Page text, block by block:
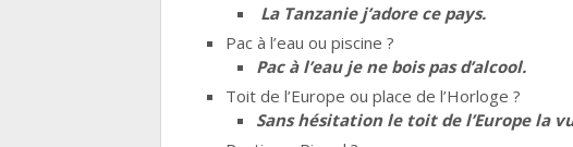
La Tanzanie j’adore ce pays.
Pac à l’eau ou piscine ?
Pac à l’eau je ne bois pas d’alcool.
Toit de l’Europe ou place de l’Horloge ?
Sans hésitation le toit de l’Europe la